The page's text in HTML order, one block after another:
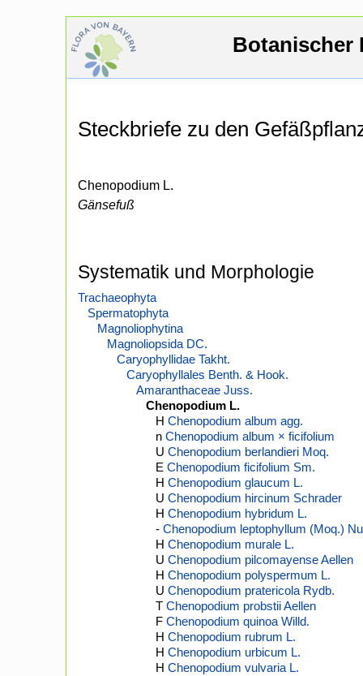
Botanischer
Steckbriefe zu den
Chenopodium L.
Gänsefuß
Systematik und Morphologie
Trachaeophyta
Spermatophyta
Magnoliophytina
Magnoliopsida DC.
Caryophyllidae Takht.
Caryophyllales Benth. & Hook.
Amaranthaceae Juss.
Chenopodium L.
H Chenopodium album agg.
n Chenopodium album × ficifolium
U Chenopodium berlandieri Moq.
E Chenopodium ficifolium Sm.
H Chenopodium glaucum L.
U Chenopodium hircinum Schrader
H Chenopodium hybridum L.
- Chenopodium leptophyllum (Moq.)
H Chenopodium murale L.
U Chenopodium pilcomayense Aellen
H Chenopodium polyspermum L.
U Chenopodium pratericola Rydb.
T Chenopodium probstii Aellen
F Chenopodium quinoa Willd.
H Chenopodium rubrum L.
H Chenopodium urbicum L.
H Chenopodium vulvaria L.